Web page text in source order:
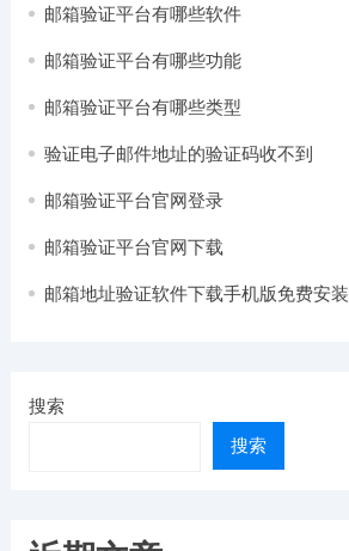
邮箱验证平台有哪些软件
邮箱验证平台有哪些功能
邮箱验证平台有哪些类型
验证电子邮件地址的验证码收不到
邮箱验证平台官网登录
邮箱验证平台官网下载
邮箱地址验证软件下载手机版免费安装
搜索
搜索